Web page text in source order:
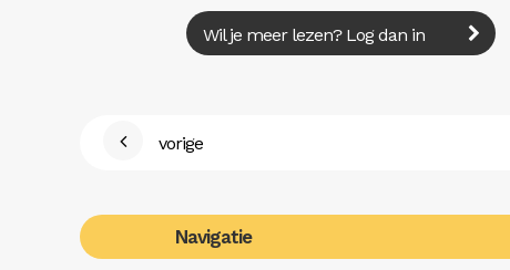
Wil je meer lezen? Log dan in
vorige
Navigatie